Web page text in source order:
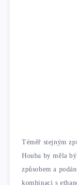
Téměř stejným
Houba by měla
způsobem a
kombinaci s